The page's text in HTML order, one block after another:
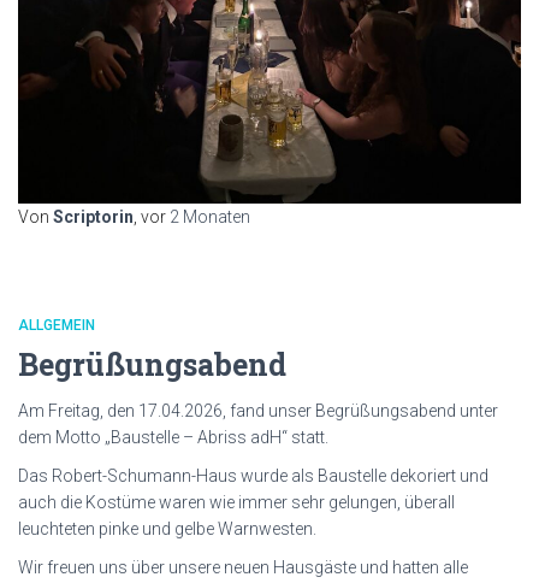
Von Scriptorin, vor 2 Monaten
ALLGEMEIN
Begrüßungsabend
Am Freitag, den 17.04.2026, fand unser Begrüßungsabend unter
dem Motto „Baustelle – Abriss adH“ statt.
Das Robert-Schumann-Haus wurde als Baustelle dekoriert und
auch die Kostüme waren wie immer sehr gelungen, überall
leuchteten pinke und gelbe Warnwesten.
Wir freuen uns über unsere neuen Hausgäste und hatten alle